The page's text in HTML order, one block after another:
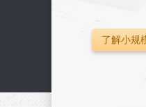
了解小规